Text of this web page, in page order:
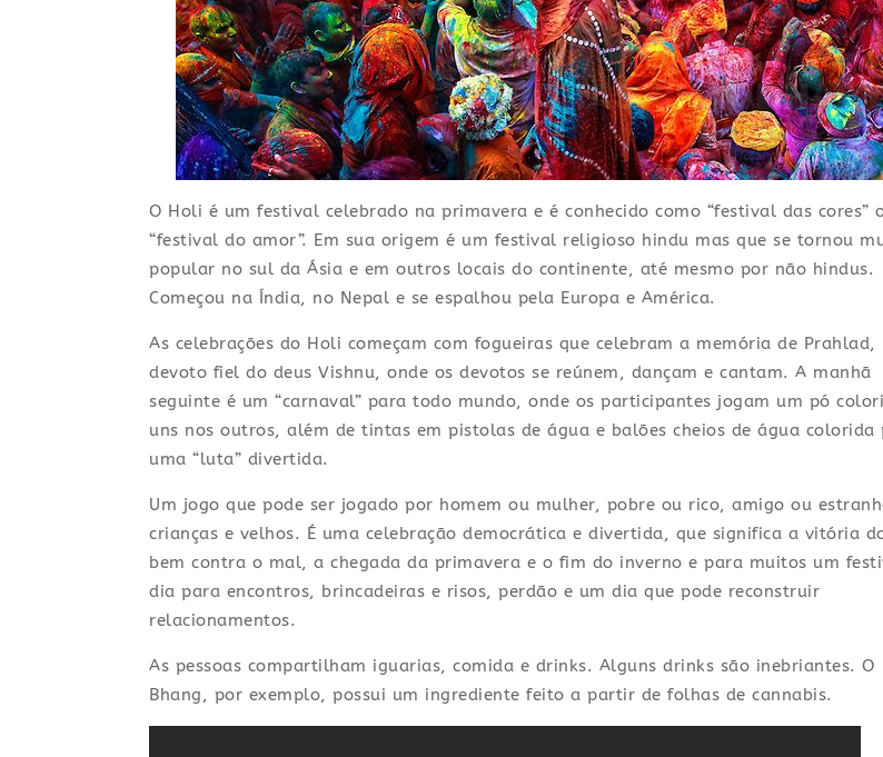
O Holi é um festival celebrado na primavera e é conhecido como “festival das cores”
“festival do amor”. Em sua origem é um festival religioso hindu mas que se tornou
popular no sul da Ásia e em outros locais do continente, até mesmo por não hindus.
Começou na Índia, no Nepal e se espalhou pela Europa e América.
As celebrações do Holi começam com fogueiras que celebram a memória de Prahlad,
devoto fiel do deus Vishnu, onde os devotos se reúnem, dançam e cantam. A manhã
seguinte é um “carnaval” para todo mundo, onde os participantes jogam um pó
uns nos outros, além de tintas em pistolas de água e balões cheios de água colorida
uma “luta” divertida.
Um jogo que pode ser jogado por homem ou mulher, pobre ou rico, amigo ou
crianças e velhos. É uma celebração democrática e divertida, que significa a vitória
bem contra o mal, a chegada da primavera e o fim do inverno e para muitos um
dia para encontros, brincadeiras e risos, perdão e um dia que pode reconstruir
relacionamentos.
As pessoas compartilham iguarias, comida e drinks. Alguns drinks são inebriantes. O
Bhang, por exemplo, possui um ingrediente feito a partir de folhas de cannabis.